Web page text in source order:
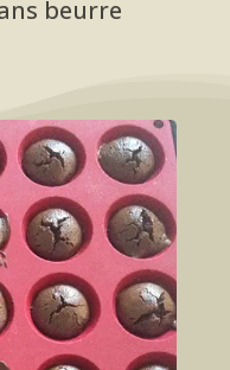
beurre